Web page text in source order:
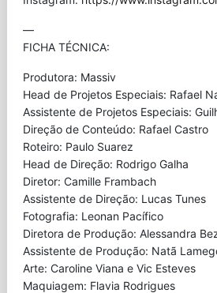
—
FICHA TÉCNICA:
Produtora: Massiv
Head de Projetos Especiais: Rafael
Assistente de Projetos Especiais:
Direção de Conteúdo: Rafael Castro
Roteiro: Paulo Suarez
Head de Direção: Rodrigo Galha
Diretor: Camille Frambach
Assistente de Direção: Lucas Tunes
Fotografia: Leonan Pacífico
Diretora de Produção: Alessandra
Assistente de Produção: Natã
Arte: Caroline Viana e Vic Esteves
Maquiagem: Flavia Rodrigues